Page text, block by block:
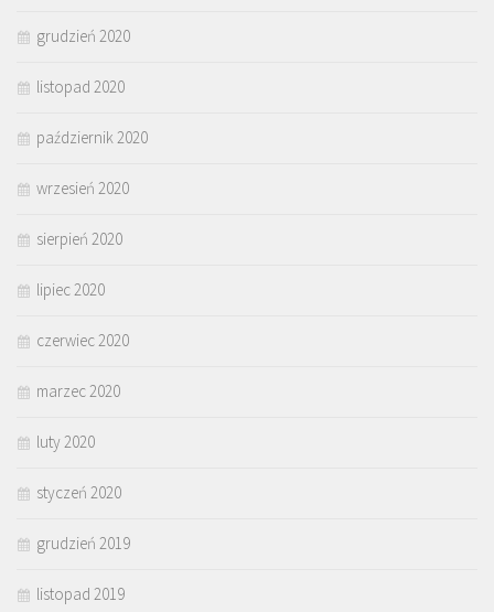
grudzień 2020
listopad 2020
październik 2020
wrzesień 2020
sierpień 2020
lipiec 2020
czerwiec 2020
marzec 2020
luty 2020
styczeń 2020
grudzień 2019
listopad 2019